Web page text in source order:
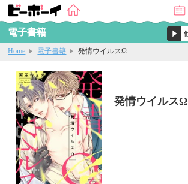
電子書籍
Home 電子書籍 発情ウイルスΩ
発情ウイルスΩ